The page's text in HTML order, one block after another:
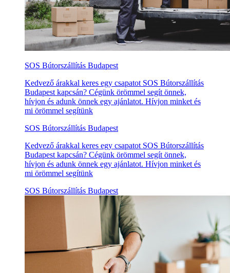
SOS Bútorszállítás Budapest
Kedvező árakkal keres egy csapatot SOS Bútorszállítás
Budapest kapcsán? Cégünk örömmel segít önnek,
hívjon és adunk önnek egy ajánlatot. Hívjon minket és
mi örömmel segítünk
SOS Bútorszállítás Budapest
Kedvező árakkal keres egy csapatot SOS Bútorszállítás
Budapest kapcsán? Cégünk örömmel segít önnek,
hívjon és adunk önnek egy ajánlatot. Hívjon minket és
mi örömmel segítünk
SOS Bútorszállítás Budapest